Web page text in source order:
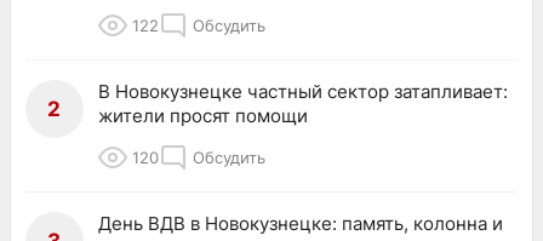
122 Обсудить
2
В Новокузнецке частный сектор затапливает:
жители просят помощи
120 Обсудить
День ВДВ в Новокузнецке: память, колонна и